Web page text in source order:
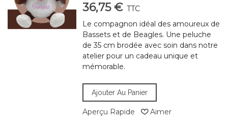
36,75 € TTC
Le compagnon idéal des amoureux de
Bassets et de Beagles. Une peluche
de 35 cm brodée avec soin dans notre
atelier pour un cadeau unique et
mémorable.
Ajouter Au Panier
Aperçu Rapide Aimer